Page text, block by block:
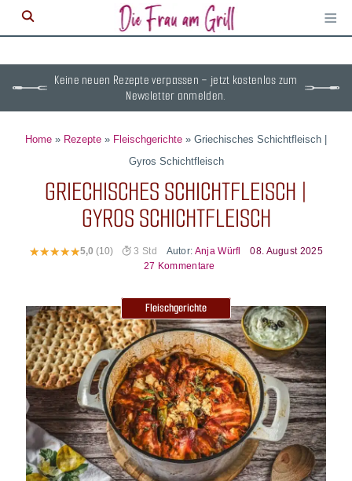
≡
Keine neuen Rezepte verpassen – jetzt kostenlos zum
Newsletter anmelden.
Home » Rezepte » Fleischgerichte » Griechisches Schichtfleisch |
Gyros Schichtfleisch
GRIECHISCHES SCHICHTFLEISCH |
GYROS SCHICHTFLEISCH
5,0(10) 3 Std Autor: Anja Würfl
08. August 2025
27 Kommentare
Fleischgerichte